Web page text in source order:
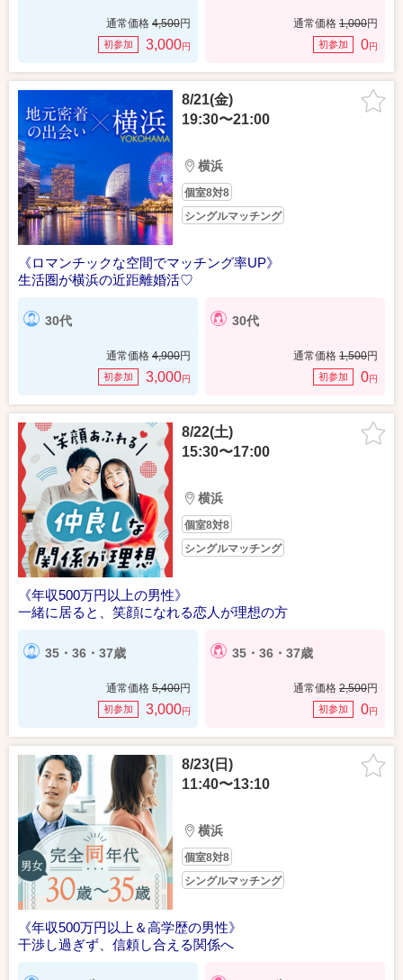
通常価格 4,500円
初参加 3,000円
通常価格 1,000円
初参加 0円
8/21(金)
19:30〜21:00
横浜
個室8対8
シングルマッチング
《ロマンチックな空間でマッチング率UP》
生活圏が横浜の近距離婚活♡
30代
通常価格 4,900円
初参加 3,000円
30代
通常価格 1,500円
初参加 0円
8/22(土)
15:30〜17:00
横浜
個室8対8
シングルマッチング
《年収500万円以上の男性》
一緒に居ると、笑顔になれる恋人が理想の方
35・36・37歳
通常価格 5,400円
初参加 3,000円
35・36・37歳
通常価格 2,500円
初参加 0円
8/23(日)
11:40〜13:10
横浜
個室8対8
シングルマッチング
《年収500万円以上＆高学歴の男性》
干渉し過ぎず、信頼し合える関係へ